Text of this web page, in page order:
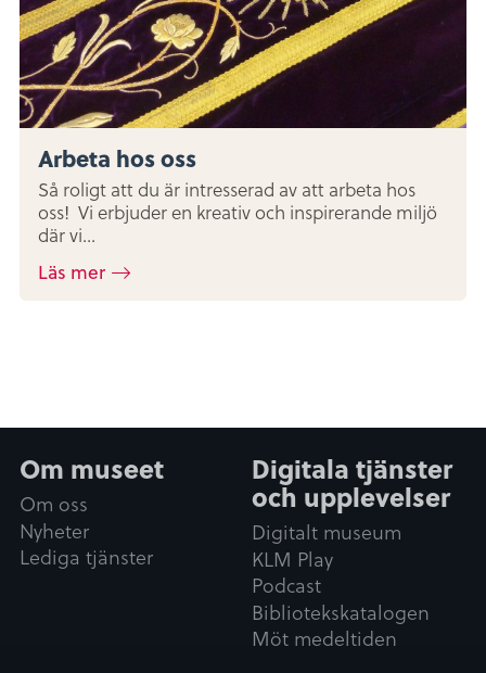
Arbeta hos oss
Så roligt att du är intresserad av att arbeta hos
oss! Vi erbjuder en kreativ och inspirerande miljö
där vi...
Läs mer
Om museet
Om oss
Nyheter
Lediga tjänster
Digitala tjänster
och upplevelser
Digitalt museum
KLM Play
Podcast
Bibliotekskatalogen
Möt medeltiden